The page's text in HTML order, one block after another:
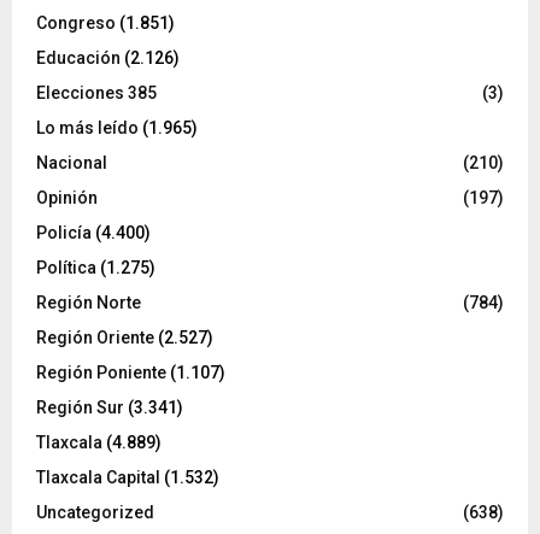
Congreso (1.851)
Educación (2.126)
Elecciones 385
(3)
Lo más leído (1.965)
Nacional
(210)
Opinión
(197)
Policía (4.400)
Política (1.275)
Región Norte
(784)
Región Oriente (2.527)
Región Poniente (1.107)
Región Sur (3.341)
Tlaxcala (4.889)
Tlaxcala Capital (1.532)
Uncategorized
(638)